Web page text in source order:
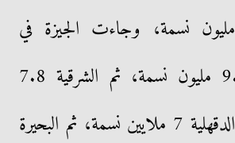
سكانها 10.2 مليون نسمة، وجاءت الجيزة في
المرتبة الثانية 9.4 مليون نسمة، ثم الشرقية 7.8
مليون نسمة، ثم الدقهلية 7 ملايين نسمة، ثم البحيرة